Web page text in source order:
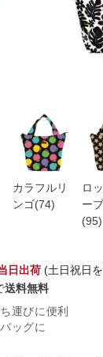
カラフルリ
ンゴ(74)
ロ
ー
(95)
日出荷(土日祝日
送料無料
運びに便利
ッグに